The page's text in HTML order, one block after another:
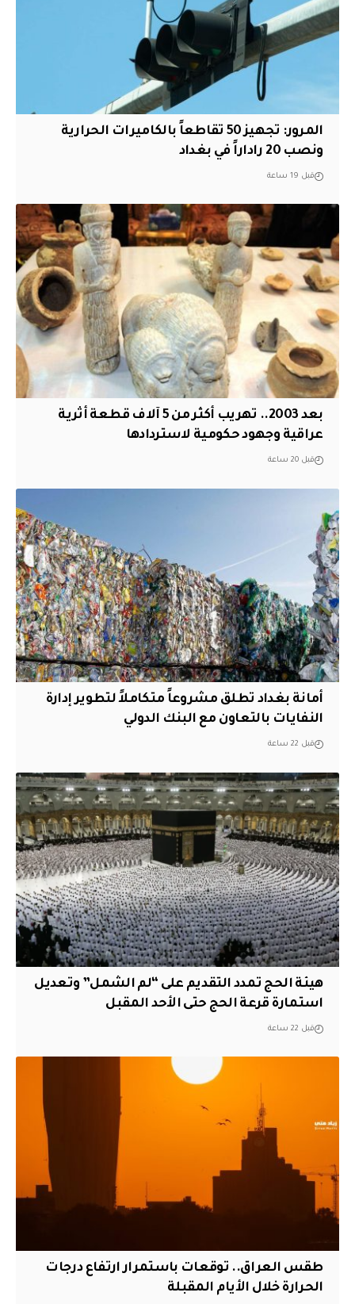
المرور: تجهيز 50 تقاطعاً بالكاميرات الحرارية
ونصب 20 راداراً في بغداد
قبل 19 ساعة
بعد 2003.. تهريب أكثر من 5 آلاف قطعة أثرية
عراقية وجهود حكومية لاستردادها
قبل 20 ساعة
أمانة بغداد تطلق مشروعاً متكاملاً لتطوير إدارة
النفايات بالتعاون مع البنك الدولي
قبل 22 ساعة
هيئة الحج تمدد التقديم على “لم الشمل” وتعديل
استمارة قرعة الحج حتى الأحد المقبل
قبل 22 ساعة
طقس العراق.. توقعات باستمرار ارتفاع درجات
الحرارة خلال الأيام المقبلة